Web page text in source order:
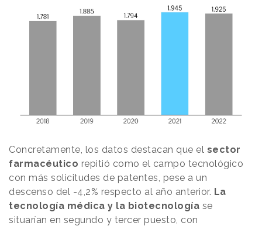
Concretamente, los datos destacan que el sector
farmacéutico repitió como el campo tecnológico
con más solicitudes de patentes, pese a un
descenso del -4,2% respecto al año anterior. La
tecnología médica y la biotecnología se
situarían en segundo y tercer puesto, con